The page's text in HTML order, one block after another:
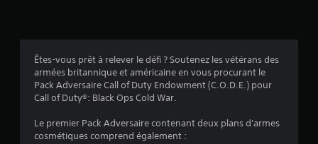
s
:
Êtes-vous prêt à relever le défi ? Soutenez les vétérans des
armées britannique et américaine en vous procurant le
Pack Adversaire Call of Duty Endowment (C.O.D.E.) pour
Call of Duty®: Black Ops Cold War.
Le premier Pack Adversaire contenant deux plans d'armes
cosmétiques comprend également :